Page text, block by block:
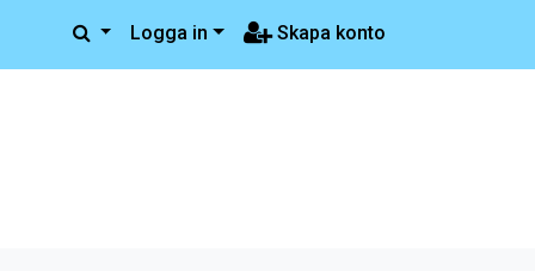
Logga in Skapa konto